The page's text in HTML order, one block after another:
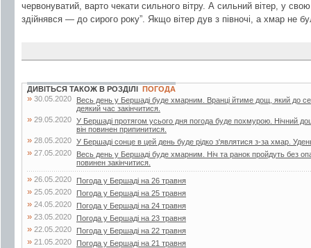
червонуватий, варто чекати сильного вітру. А сильний вітер, у
здійнявся — до сирого року”. Якщо вітер дув з півночі, а хмар не
ДИВІТЬСЯ ТАКОЖ В РОЗДІЛІ ПОГОДА
» 30.05.2020
Весь день у Бершаді буде хмарним. Вранці йтиме дощ, який до
деякий час закінчитися.
» 29.05.2020 У Бершаді протягом усього дня погода буде похмурою. Нічний
він повинен припинитися.
» 28.05.2020 У Бершаді сонце в цей день буде рідко з'являтися з-за хмар.
» 27.05.2020
Весь день у Бершаді буде хмарним. Ніч та ранок пройдуть без
повинен закінчитися.
» 26.05.2020 Погода у Бершаді на 26 травня
» 25.05.2020 Погода у Бершаді на 25 травня
» 24.05.2020 Погода у Бершаді на 24 травня
» 23.05.2020 Погода у Бершаді на 23 травня
» 22.05.2020 Погода у Бершаді на 22 травня
» 21.05.2020 Погода у Бершаді на 21 травня